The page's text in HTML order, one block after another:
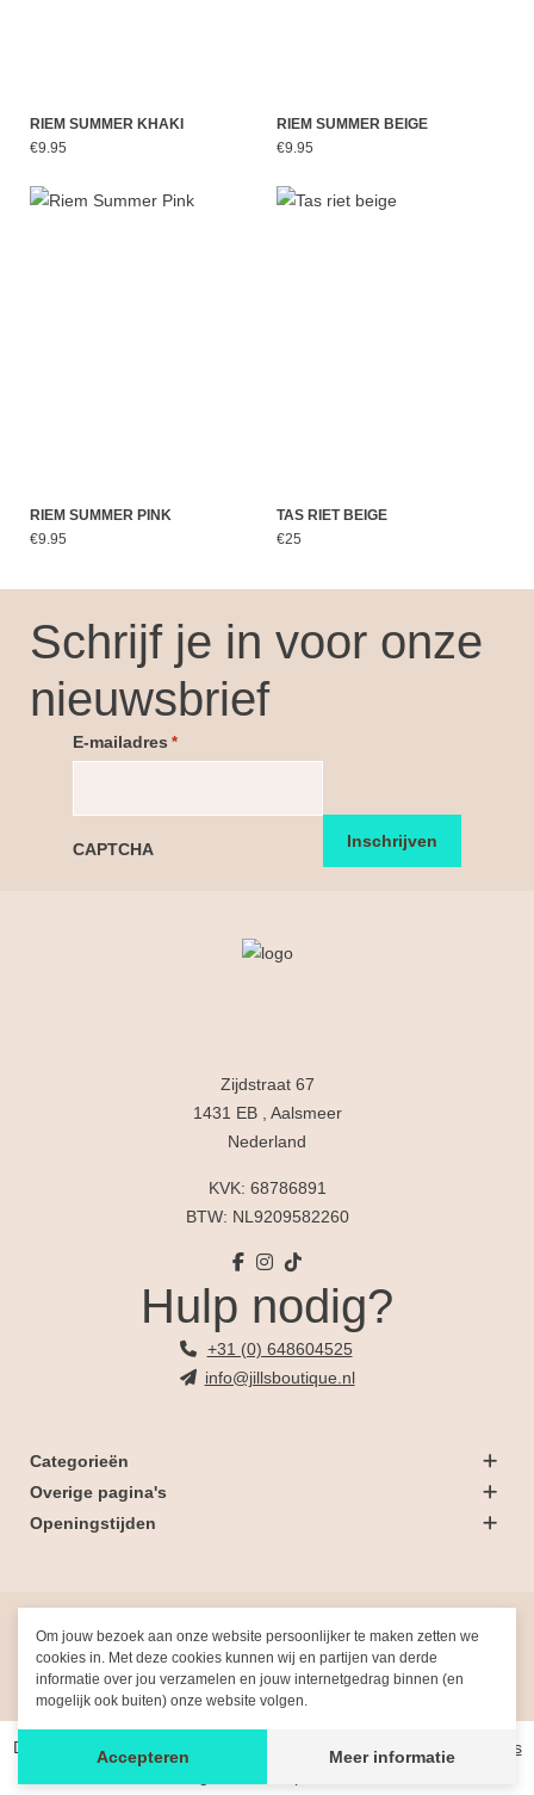
Om jouw bezoek aan onze website persoonlijker te maken zetten we
cookies in. Met deze cookies kunnen wij en partijen van derde
informatie over jou verzamelen en jouw internetgedrag binnen (en
mogelijk ook buiten) onze website volgen.
Accepteren Meer informatie
RIEM SUMMER KHAKI
€9.95
RIEM SUMMER BEIGE
€9.95
RIEM SUMMER PINK
€9.95
TAS RIET BEIGE
€25
Schrijf je in voor onze
nieuwsbrief
E-mailadres *
CAPTCHA
Zijdstraat 67
1431 EB , Aalsmeer
Nederland
KVK: 68786891
BTW: NL9209582260
Hulp nodig?
+31 (0) 648604525
info@jillsboutique.nl
Categorieën
Overige pagina's
Openingstijden
Gemaakt met doorFresh-Dev
De waardering van www.jillsboutique.nl/ bij WebwinkelKeur Reviews